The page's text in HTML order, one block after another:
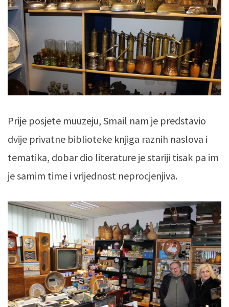
Prije posjete muuzeju, Smail nam je predstavio
dvije privatne biblioteke knjiga raznih naslova i
tematika, dobar dio literature je stariji tisak pa im
je samim time i vrijednost neprocjenjiva.